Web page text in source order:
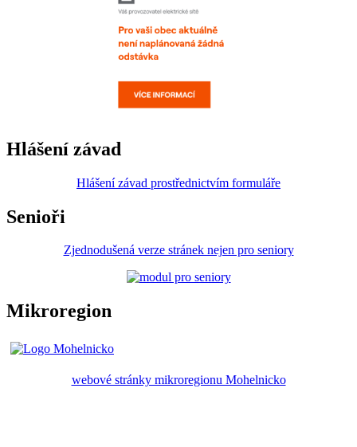
Hlášení závad
Hlášení závad prostřednictvím formuláře
Senioři
Zjednodušená verze stránek nejen pro seniory
Mikroregion
webové stránky mikroregionu Mohelnicko